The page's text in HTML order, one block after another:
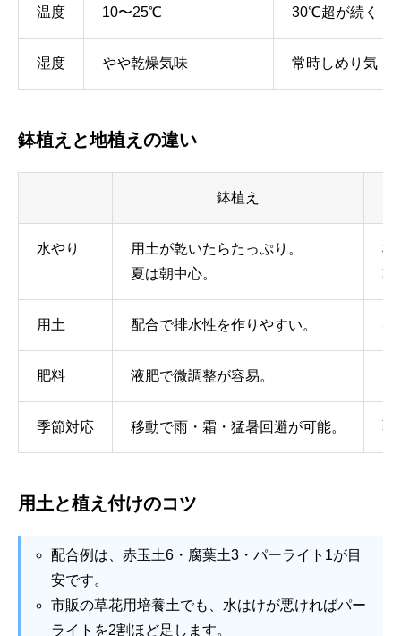
温度 10〜25℃ 30℃超が続く
湿度 やや乾燥気味 常時しめり気
鉢植えと地植えの違い
鉢植え
水やり
用土が乾いたらたっぷり。
夏は朝中心。
根
乾
用土 配合で排水性を作りやすい。
肥料 液肥で微調整が容易。
季節対応 移動で雨・霜・猛暑回避が可能。 覆
用土と植え付けのコツ
配合例は、赤玉土6・腐葉土3・パーライト1が目
安です。
市販の草花用培養土でも、水はけが悪ければパー
ライトを2割ほど足します。